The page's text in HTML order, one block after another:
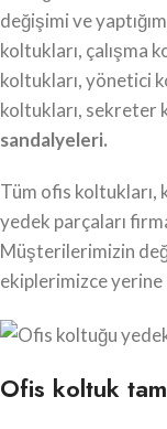
değişimi ve
koltukları, çalışma
koltukları, yönetici
koltukları, sekreter
sandalyeleri.
Tüm ofis koltukları,
yedek parçaları
Müşterilerimizin
ekiplerimizce
Ofis koltuk